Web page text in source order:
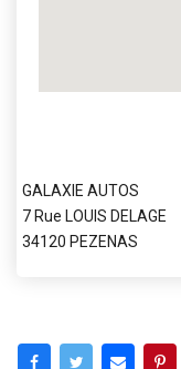
GALAXIE AUTOS
7 Rue LOUIS DELAGE
34120 PEZENAS